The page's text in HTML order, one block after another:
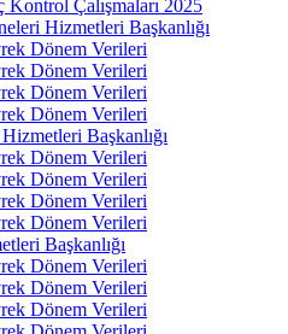
Kontrol Çalışmaları 2025
Hizmetleri Başkanlığı
Dönem Verileri
Dönem Verileri
Dönem Verileri
Dönem Verileri
Başkanlığı
Dönem Verileri
Dönem Verileri
Dönem Verileri
Dönem Verileri
Başkanlığı
Dönem Verileri
Dönem Verileri
Dönem Verileri